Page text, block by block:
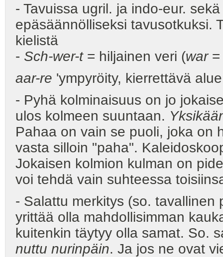
- Tavuissa ugril. ja indo-eur.
epäsäännölliseksi tavusotkuksi.
kielistä
- Sch-wer-t= hiljainen veri (war=
aar-re 'ympyröity, kierrettävä
- Pyhä kolminaisuus on jo
ulos kolmeen suuntaan.
Pahaa on vain se puoli, joka on
vasta silloin "paha".
Jokaisen kolmion kulman on
voi tehdä vain suhteessa
- Salattu merkitys (so.
yrittää olla mahdollisimman
kuitenkin täytyy olla samat. So.
nuttu nurinpäin. Ja jos ne ovat